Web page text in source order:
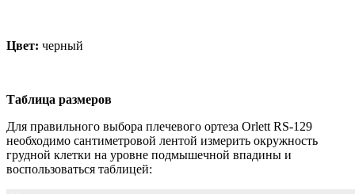
Цвет: черный
Таблица размеров
Для правильного выбора плечевого ортеза Orlett RS-129
необходимо сантиметровой лентой измерить окружность
грудной клетки на уровне подмышечной впадины и
воспользоваться таблицей: